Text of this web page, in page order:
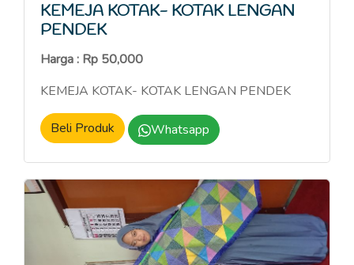
KEMEJA KOTAK- KOTAK LENGAN
PENDEK
Harga : Rp 50,000
KEMEJA KOTAK- KOTAK LENGAN PENDEK
Beli Produk Whatsapp